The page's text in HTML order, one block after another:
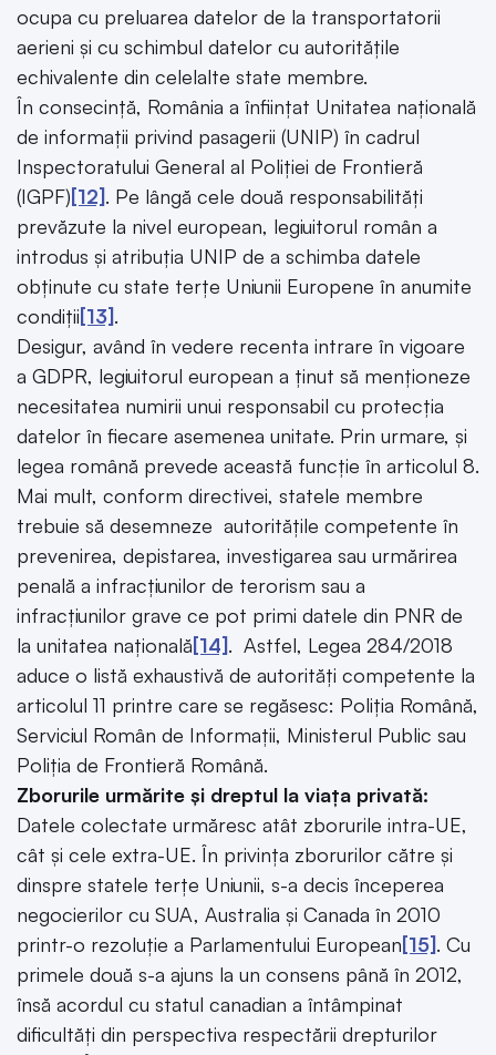
ocupa cu preluarea datelor de la transportatorii
aerieni și cu schimbul datelor cu autoritățile
echivalente din celelalte state membre.
În consecință, România a înființat Unitatea naţională
de informaţii privind pasagerii (UNIP) în cadrul
Inspectoratului General al Poliţiei de Frontieră
(IGPF)[12]. Pe lângă cele două responsabilități
prevăzute la nivel european, legiuitorul român a
introdus și atribuția UNIP de a schimba datele
obținute cu state terțe Uniunii Europene în anumite
condiții[13].
Desigur, având în vedere recenta intrare în vigoare
a GDPR, legiuitorul european a ținut să menționeze
necesitatea numirii unui responsabil cu protecția
datelor în fiecare asemenea unitate. Prin urmare, și
legea română prevede această funcție în articolul 8.
Mai mult, conform directivei, statele membre
trebuie să desemneze autoritățile competente în
prevenirea, depistarea, investigarea sau urmărirea
penală a infracțiunilor de terorism sau a
infracțiunilor grave ce pot primi datele din PNR de
la unitatea națională[14]. Astfel, Legea 284/2018
aduce o listă exhaustivă de autorități competente la
articolul 11 printre care se regăsesc: Poliția Română,
Serviciul Român de Informații, Ministerul Public sau
Poliția de Frontieră Română.
Zborurile urmărite și dreptul la viața privată:
Datele colectate urmăresc atât zborurile intra-UE,
cât și cele extra-UE. În privința zborurilor către și
dinspre statele terțe Uniunii, s-a decis începerea
negocierilor cu SUA, Australia și Canada în 2010
printr-o rezoluție a Parlamentului European[15]. Cu
primele două s-a ajuns la un consens până în 2012,
însă acordul cu statul canadian a întâmpinat
dificultăți din perspectiva respectării drepturilor